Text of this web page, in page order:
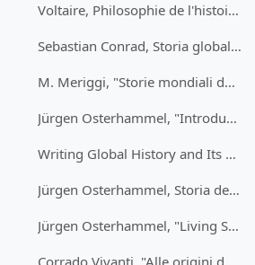
Voltaire, Philosophie de l'histoire (1765)
Sebastian Conrad, Storia globale. Un'introduzione (Roma, Carocci, 2015)
M. Meriggi, "Storie mondiali dell’Ottocento" (2010)
Jürgen Osterhammel, "Introduction" a The Transformation of the World. A Global History of the Nineteenth Century (2014)
Writing Global History and Its Challenges—A Workshop with Jürgen Osterhammel and Geoffrey Parker
Jürgen Osterhammel, Storia della Cina moderna, Torino, Einaudi, 1989, capitoli scelti
Jürgen Osterhammel, "Living Standards. Risk and Security in Material Life", chapt. 5 di The Transformation of the World (2014)